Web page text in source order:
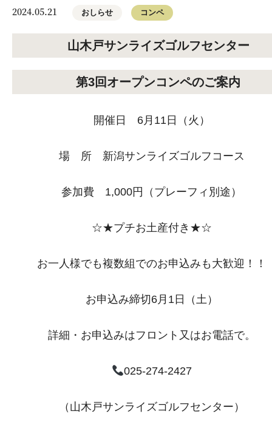
2024.05.21 おしらせ コンペ
山木戸サンライズゴルフセンター
第3回オープンコンペのご案内
開催日 6月11日（火）
場 所 新潟サンライズゴルフコース
参加費 1,000円（プレーフィ別途）
☆★プチお土産付き★☆
お一人様でも複数組でのお申込みも大歓迎！！
お申込み締切6月1日（土）
詳細・お申込みはフロント又はお電話で。
025-274-2427
（山木戸サンライズゴルフセンター）